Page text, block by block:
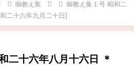
御教え集
御教え集１号 昭和二
二十六年九月二十日)
二十六年八月十六日 ＊